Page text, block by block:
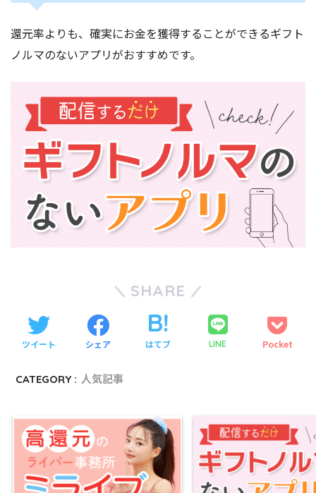
還元率よりも、確実にお金を獲得することができるギフト
ノルマのないアプリがおすすめです。
SHARE
ツイート シェア はてブ LINE Pocket
CATEGORY : 人気記事